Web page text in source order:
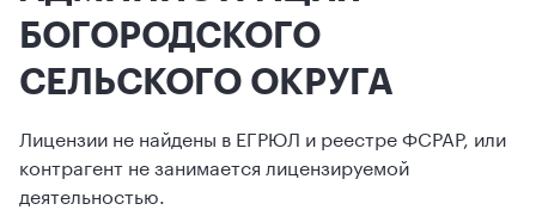
БОГОРОДСКОГО
СЕЛЬСКОГО ОКРУГА
Лицензии не найдены в ЕГРЮЛ и реестре ФСРАР, или
контрагент не занимается лицензируемой
деятельностью.